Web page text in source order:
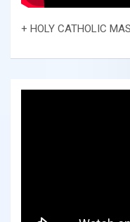
+ HOLY CATHOLIC